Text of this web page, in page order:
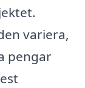
variera,
pengar